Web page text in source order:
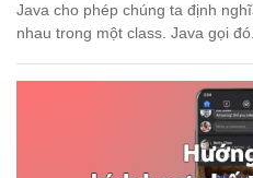
Java cho phép chúng ta định
nhau trong một class. Java gọi